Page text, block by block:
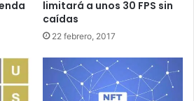
Oh!
Hunter x Hunter
de Bleach
limitará a unos 30 FPS sin
caídas
22 febrero, 2017